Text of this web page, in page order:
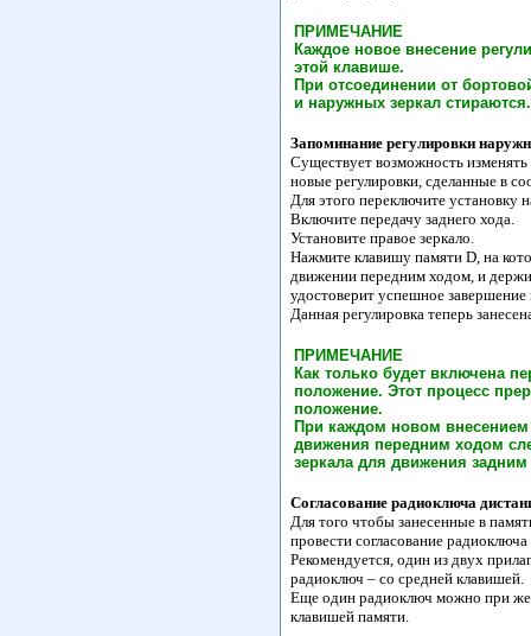
ПРИМЕЧАНИЕ
Каждое новое внесение
этой клавише.
При отсоединении от
и наружных зеркал стираются.
Запоминание регулировки
Существует возможность
новые регулировки, сделанные в
Для этого переключите установку
Включите передачу заднего хода.
Установите правое зеркало.
Нажмите клавишу памяти D, на
движении передним ходом, и
удостоверит успешное
Данная регулировка теперь
ПРИМЕЧАНИЕ
Как только будет включена
положение. Этот процесс
положение.
При каждом новом
движения передним ходом
зеркала для движения
Согласование радиоключа
Для того чтобы занесенные в
провести согласование
Рекомендуется, один из двух
радиоключ – со средней клавишей.
Еще один радиоключ можно при
клавишей памяти.